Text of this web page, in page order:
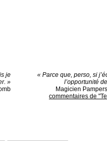
je
»
« Parce que, perso, si
l’opportunité
Magicien Pampers
commentaires de